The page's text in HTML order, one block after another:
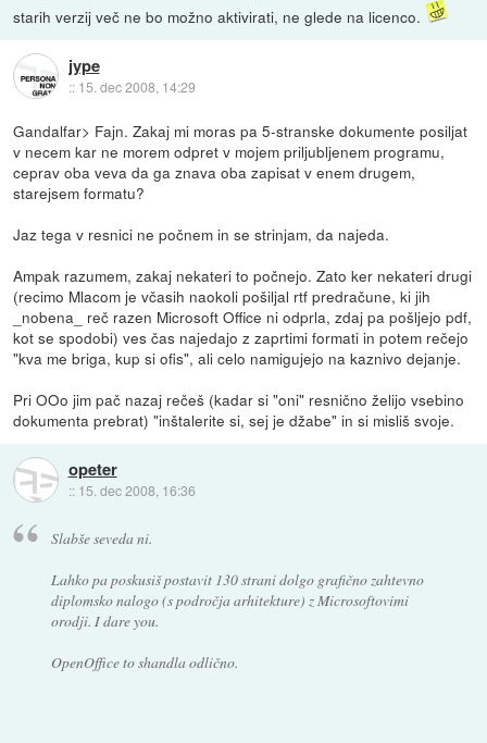
starih verzij več ne bo možno aktivirati, ne glede na licenco.
jype
:: 15. dec 2008, 14:29
Gandalfar> Fajn. Zakaj mi moras pa 5-stranske dokumente posiljat
v necem kar ne morem odpret v mojem priljubljenem programu,
ceprav oba veva da ga znava oba zapisat v enem drugem,
starejsem formatu?
Jaz tega v resnici ne počnem in se strinjam, da najeda.
Ampak razumem, zakaj nekateri to počnejo. Zato ker nekateri drugi
(recimo Mlacom je včasih naokoli pošiljal rtf predračune, ki jih
_nobena_ reč razen Microsoft Office ni odprla, zdaj pa pošljejo pdf,
kot se spodobi) ves čas najedajo z zaprtimi formati in potem rečejo
"kva me briga, kup si ofis", ali celo namigujejo na kaznivo dejanje.
Pri OOo jim pač nazaj rečeš (kadar si "oni" resnično želijo vsebino
dokumenta prebrat) "inštalerite si, sej je džabe" in si misliš svoje.
opeter
:: 15. dec 2008, 16:36
Slabše seveda ni.
Lahko pa poskusiš postavit 130 strani dolgo grafično zahtevno
diplomsko nalogo (s področja arhitekture) z Microsoftovimi
orodji. I dare you.
OpenOffice to shandla odlično.